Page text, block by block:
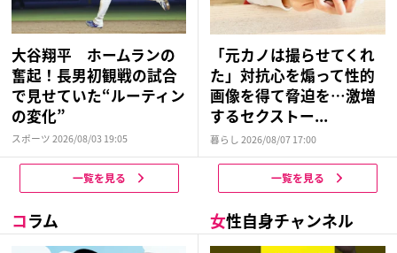
大谷翔平 ホームランの
奮起！長男初観戦の試合
で見せていた“ルーティン
の変化”
スポーツ 2026/08/03 19:05
一覧を見る
「元カノは撮らせてくれ
た」対抗心を煽って性的
画像を得て脅迫を…激増
するセクストー...
暮らし 2026/08/07 17:00
一覧を見る
コラム 女性自身チャンネル